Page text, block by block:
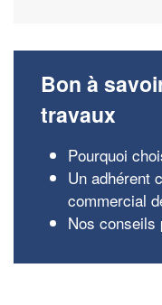
Bon à
travaux
Pourquoi
Un adhérent
commercial
Nos conseils